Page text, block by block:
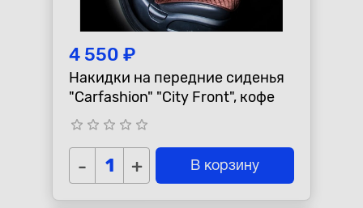
4 550 ₽
Накидки на передние сиденья
"Carfashion" "City Front", кофе
star_border star_border star_border star_border star_border
- + В корзину